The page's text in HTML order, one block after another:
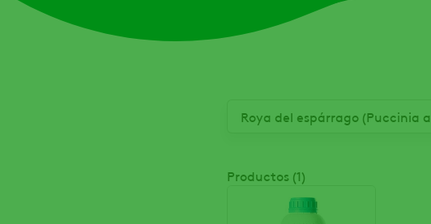
Productos (1)